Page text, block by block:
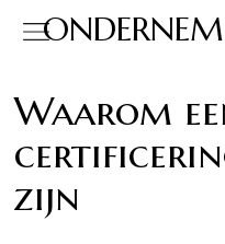
Waarom
zijn